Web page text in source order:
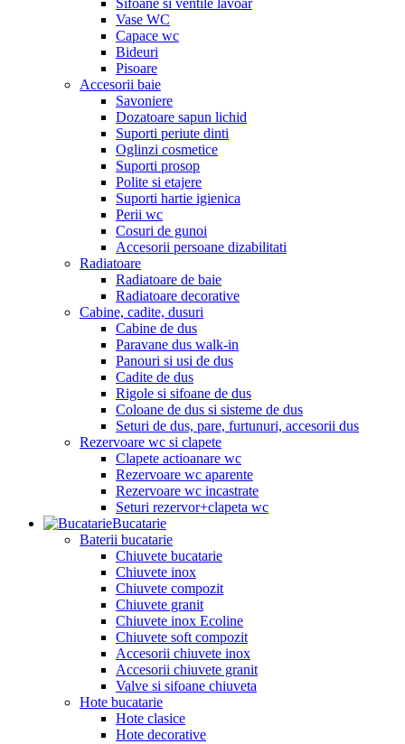
Vase WC
Capace wc
Bideuri
Pisoare
Accesorii baie
Savoniere
Dozatoare sapun lichid
Suporti periute dinti
Oglinzi cosmetice
Suporti prosop
Polite si etajere
Suporti hartie igienica
Perii wc
Cosuri de gunoi
Accesorii persoane dizabilitati
Radiatoare
Radiatoare de baie
Radiatoare decorative
Cabine, cadite, dusuri
Cabine de dus
Paravane dus walk-in
Panouri si usi de dus
Cadite de dus
Rigole si sifoane de dus
Coloane de dus si sisteme de dus
Seturi de dus, pare, furtunuri, accesorii dus
Rezervoare wc si clapete
Clapete actioanare wc
Rezervoare wc aparente
Rezervoare wc incastrate
Seturi rezervor+clapeta wc
Bucatarie
Baterii bucatarie
Chiuvete bucatarie
Chiuvete inox
Chiuvete compozit
Chiuvete granit
Chiuvete inox Ecoline
Chiuvete soft compozit
Accesorii chiuvete inox
Accesorii chiuvete granit
Valve si sifoane chiuveta
Hote bucatarie
Hote clasice
Hote decorative